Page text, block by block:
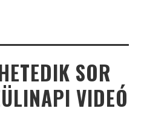
SOR
VIDEÓ